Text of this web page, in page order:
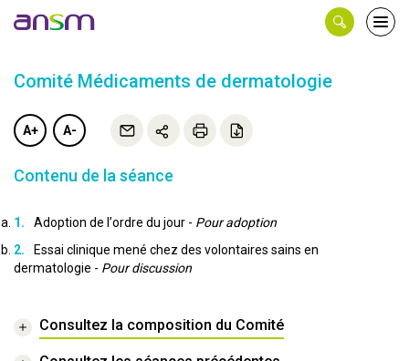
Comité Médicaments de dermatologie
A+ A-
Contenu de la séance
Adoption de l’ordre du jour - Pour adoption
Essai clinique mené chez des volontaires sains en
dermatologie - Pour discussion
Consultez la composition du Comité